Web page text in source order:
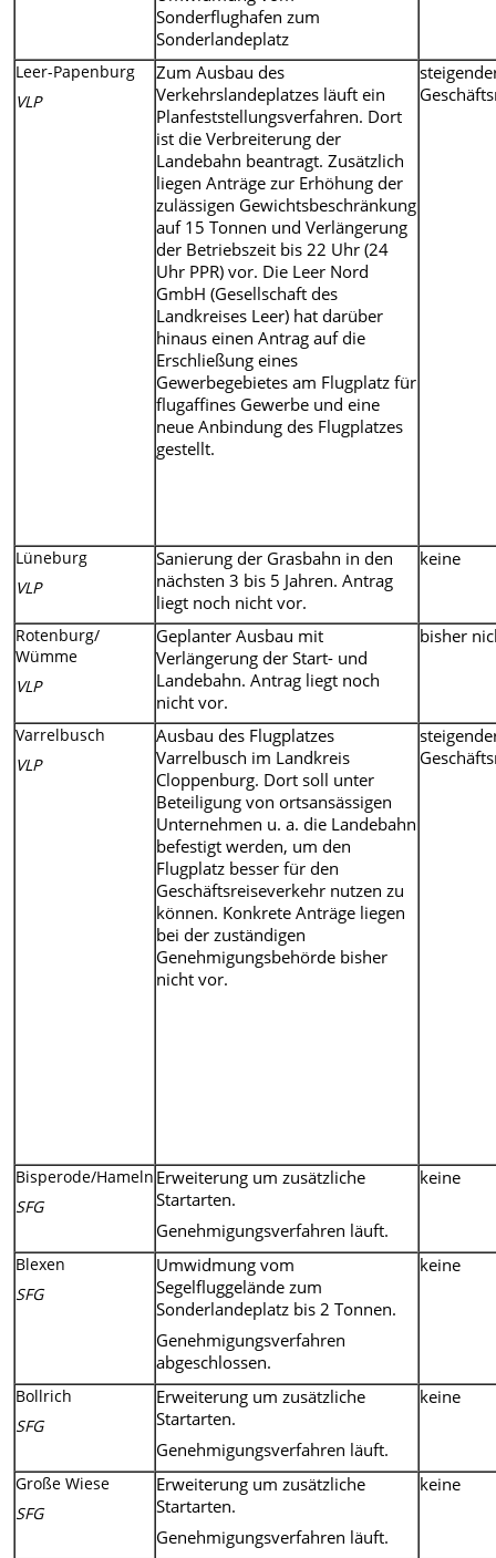
Sonderflughafen zum
Sonderlandeplatz
Leer-Papenburg
VLP
Zum Ausbau des
Verkehrslandeplatzes läuft ein
Planfeststellungsverfahren. Dort
ist die Verbreiterung der
Landebahn beantragt. Zusätzlich
liegen Anträge zur Erhöhung der
zulässigen Gewichtsbeschränkung
auf 15 Tonnen und Verlängerung
der Betriebszeit bis 22 Uhr (24
Uhr PPR) vor. Die Leer Nord
GmbH (Gesellschaft des
Landkreises Leer) hat darüber
hinaus einen Antrag auf die
Erschließung eines
Gewerbegebietes am Flugplatz für
flugaffines Gewerbe und eine
neue Anbindung des Flugplatzes
gestellt.
Lüneburg
VLP
Sanierung der Grasbahn in den
nächsten 3 bis 5 Jahren. Antrag
liegt noch nicht vor.
keine
Rotenburg/
Wümme
VLP
Geplanter Ausbau mit
Verlängerung der Start- und
Landebahn. Antrag liegt noch
nicht vor.
bisher
Varrelbusch
VLP
Ausbau des Flugplatzes
Varrelbusch im Landkreis
Cloppenburg. Dort soll unter
Beteiligung von ortsansässigen
Unternehmen u. a. die Landebahn
befestigt werden, um den
Flugplatz besser für den
Geschäftsreiseverkehr nutzen zu
können. Konkrete Anträge liegen
bei der zuständigen
Genehmigungsbehörde bisher
nicht vor.
Bisperode/Hameln
SFG
Erweiterung um zusätzliche
Startarten.
Genehmigungsverfahren läuft.
keine
Blexen
SFG
Umwidmung vom
Segelfluggelände zum
Sonderlandeplatz bis 2 Tonnen.
Genehmigungsverfahren
abgeschlossen.
keine
Bollrich
SFG
Erweiterung um zusätzliche
Startarten.
Genehmigungsverfahren läuft.
keine
Große Wiese
SFG
Erweiterung um zusätzliche
Startarten.
Genehmigungsverfahren läuft.
keine